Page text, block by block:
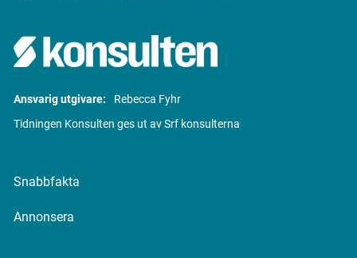
Ansvarig utgivare:
Rebecca Fyhr
Tidningen Konsulten ges ut av Srf konsulterna
Snabbfakta
Annonsera